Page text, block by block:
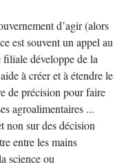
d’agir (alors
est souvent un appel au
développe de la
à créer et à étendre le
de précision pour faire
agroalimentaires ...
non sur des décision
entre les mains
science ou